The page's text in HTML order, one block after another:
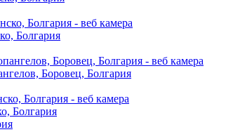
Болгария
Боровец, Болгария
Болгария